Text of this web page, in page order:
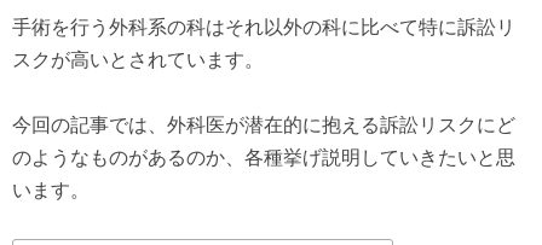
手術を行う外科系の科はそれ以外の科に比べて特に訴訟リ
スクが高いとされています。
今回の記事では、外科医が潜在的に抱える訴訟リスクにど
のようなものがあるのか、各種挙げ説明していきたいと思
います。